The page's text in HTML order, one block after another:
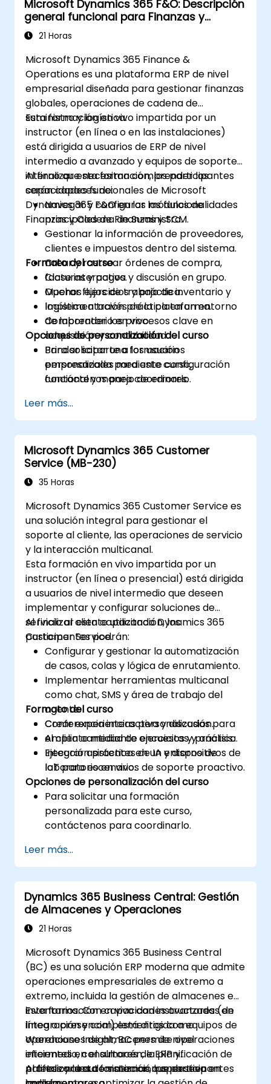
Microsoft Dynamics 365 F&O: Descripción
general funcional para Finanzas y
Cadena de Suministro
21 Horas
Microsoft Dynamics 365 Finance &
Operations es una plataforma ERP de nivel
empresarial diseñada para gestionar finanzas
globales, operaciones de cadena de
suministro y logística.
Esta formación en vivo impartida por un
instructor (en línea o en las instalaciones)
está dirigida a usuarios de ERP de nivel
intermedio a avanzado y equipos de soporte
interno que necesitan comprender las
capacidades funcionales de Microsoft
Dynamics 365 F&O en los módulos de
Finanzas y Cadena de Suministro.
Al finalizar esta formación, los participantes
serán capaces de:
Navegar y configurar las funcionalidades
principales de Finanzas y SCM.
Gestionar la información de proveedores,
clientes e impuestos dentro del sistema.
Crear y rastrear órdenes de compra,
facturas y pagos.
Operar flujos de trabajo de inventario y
logística a través de la plataforma.
Comprender los procesos clave en
adquisición y contabilidad.
Brindar soporte a los usuarios
empresariales mediante configuración
funcional y manejo de errores.
Formato del curso
Clase interactiva y discusión en grupo.
Muchos ejercicios y práctica.
Implementación práctica en un entorno
de laboratorio en vivo.
Opciones de personalización del curso
Para solicitar una formación
personalizada para este curso,
contáctenos para coordinarlo.
Leer más...
Microsoft Dynamics 365 Customer
Service (MB-230)
35 Horas
Microsoft Dynamics 365 Customer Service es
una solución integral para gestionar el
soporte al cliente, las operaciones de servicio
y la interacción multicanal.
Esta formación en vivo impartida por un
instructor (en línea o presencial) está dirigida
a usuarios de nivel intermedio que deseen
implementar y configurar soluciones de
servicio al cliente utilizando Dynamics 365
Customer Service.
Al finalizar esta capacitación, los
participantes podrán:
Configurar y gestionar la automatización
de casos, colas y lógica de enrutamiento.
Implementar herramientas multicanal
como chat, SMS y área de trabajo del
agente.
Crear experiencias personalizadas para
el cliente mediante encuestas y análisis.
Integrar asistentes de IA y dispositivos de
IoT para escenarios de soporte proactivo.
Formato del curso
Conferencia interactiva y discusión.
Amplia cantidad de ejercicios y práctica.
Ejecución práctica en un entorno de
laboratorio en vivo.
Opciones de personalización del curso
Para solicitar una formación
personalizada para este curso,
contáctenos para coordinarlo.
Leer más...
Dynamics 365 Business Central: Gestión
de Almacenes y Operaciones
21 Horas
Microsoft Dynamics 365 Business Central
(BC) es una solución ERP moderna que admite
operaciones empresariales de extremo a
extremo, incluida la gestión de almacenes e
inventarios. Con capacidades avanzadas de
integración y complementos como
Warehouse Insight, BC permite operaciones
eficientes en el almacén, la planificación de
paletas y la automatización operativa en
Esta formación en vivo con instructores (en
línea o presencial) está dirigida a equipos de
operaciones de almacenes de nivel
intermedio, consultores de ERP y
profesionales de sistemas que deseen
Al finalizar esta formación, los participantes